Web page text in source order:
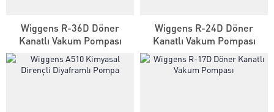
Wiggens R-36D Döner
Kanatlı Vakum Pompası
Wiggens R-24D Döner
Kanatlı Vakum Pompası